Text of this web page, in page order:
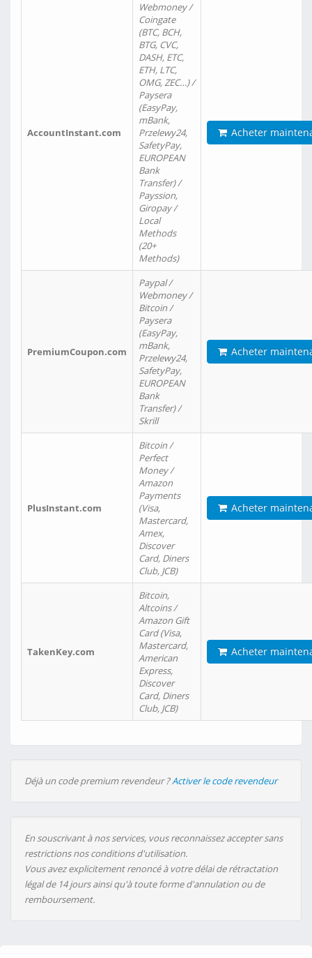
AccountInstant.com
Webmoney /
Coingate
(BTC, BCH,
BTG, CVC,
DASH, ETC,
ETH, LTC,
OMG, ZEC…) /
Paysera
(EasyPay,
mBank,
Przelewy24,
SafetyPay,
EUROPEAN
Bank
Transfer) /
Payssion,
Giropay /
Local
Methods
(20+
Methods)
Acheter
PremiumCoupon.com
Paypal /
Webmoney /
Bitcoin /
Paysera
(EasyPay,
mBank,
Przelewy24,
SafetyPay,
EUROPEAN
Bank
Transfer) /
Skrill
Acheter
PlusInstant.com
Bitcoin /
Perfect
Money /
Amazon
Payments
(Visa,
Mastercard,
Amex,
Discover
Card, Diners
Club, JCB)
Acheter
TakenKey.com
Bitcoin,
Altcoins /
Amazon Gift
Card (Visa,
Mastercard,
American
Express,
Discover
Card, Diners
Club, JCB)
Acheter
Déjà un code premium revendeur ?Activer le code revendeur
En souscrivant à nos services, vous reconnaissez accepter sans
restrictions nos conditions d'utilisation.
Vous avez explicitement renoncé à votre délai de rétractation
légal de 14 jours ainsi qu'à toute forme d'annulation ou de
remboursement.